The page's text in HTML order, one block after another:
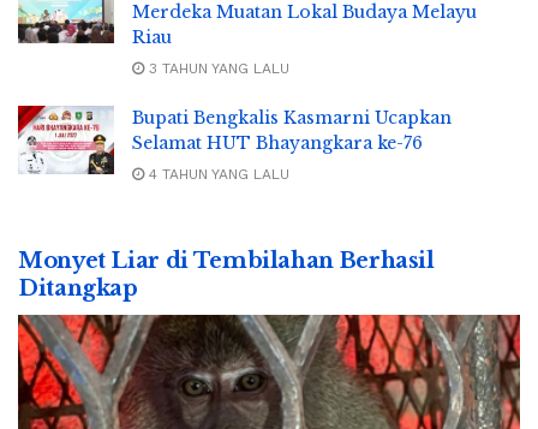
Merdeka Muatan Lokal Budaya Melayu
Riau
3 TAHUN YANG LALU
Bupati Bengkalis Kasmarni Ucapkan
Selamat HUT Bhayangkara ke-76
4 TAHUN YANG LALU
Monyet Liar di Tembilahan Berhasil
Ditangkap